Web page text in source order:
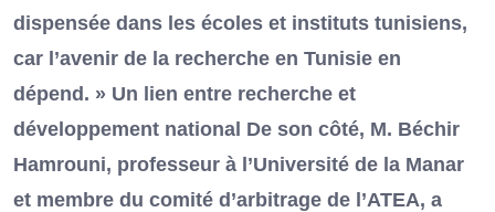
dispensée dans les écoles et instituts tunisiens,
car l’avenir de la recherche en Tunisie en
dépend. » Un lien entre recherche et
développement national De son côté, M. Béchir
Hamrouni, professeur à l’Université de la Manar
et membre du comité d’arbitrage de l’ATEA, a